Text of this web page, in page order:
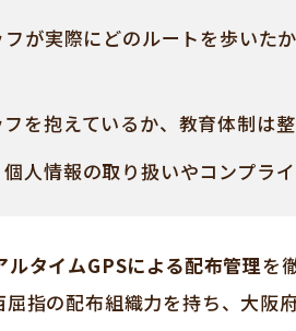
が実際にどのルートを歩いた
を抱えているか、教育体制は整
個人情報の取り扱いやコンプラ
ルタイムGPSによる配布管理を
指の配布組織力を持ち、大阪